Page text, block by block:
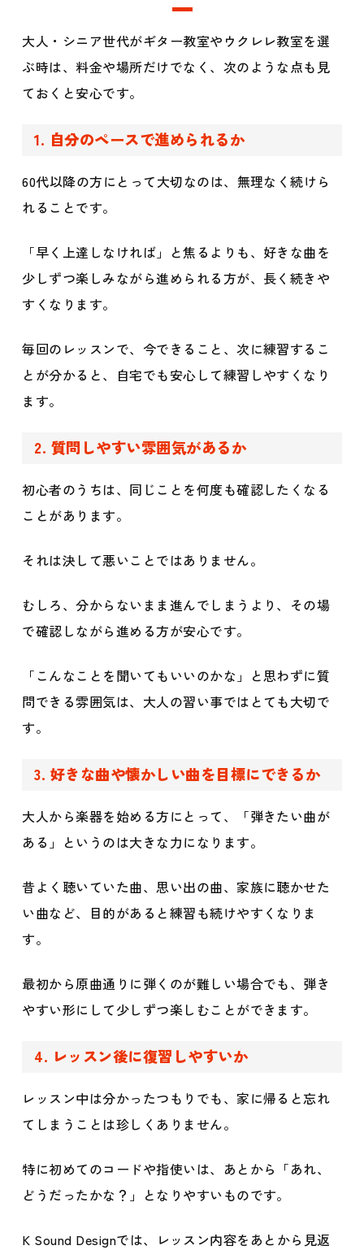
大人・シニア世代がギター教室やウクレレ教室を選
ぶ時は、料金や場所だけでなく、次のような点も見
ておくと安心です。
1. 自分のペースで進められるか
60代以降の方にとって大切なのは、無理なく続けら
れることです。
「早く上達しなければ」と焦るよりも、好きな曲を
少しずつ楽しみながら進められる方が、長く続きや
すくなります。
毎回のレッスンで、今できること、次に練習するこ
とが分かると、自宅でも安心して練習しやすくなり
ます。
2. 質問しやすい雰囲気があるか
初心者のうちは、同じことを何度も確認したくなる
ことがあります。
それは決して悪いことではありません。
むしろ、分からないまま進んでしまうより、その場
で確認しながら進める方が安心です。
「こんなことを聞いてもいいのかな」と思わずに質
問できる雰囲気は、大人の習い事ではとても大切で
す。
3. 好きな曲や懐かしい曲を目標にできるか
大人から楽器を始める方にとって、「弾きたい曲が
ある」というのは大きな力になります。
昔よく聴いていた曲、思い出の曲、家族に聴かせた
い曲など、目的があると練習も続けやすくなりま
す。
最初から原曲通りに弾くのが難しい場合でも、弾き
やすい形にして少しずつ楽しむことができます。
4. レッスン後に復習しやすいか
レッスン中は分かったつもりでも、家に帰ると忘れ
てしまうことは珍しくありません。
特に初めてのコードや指使いは、あとから「あれ、
どうだったかな？」となりやすいものです。
K Sound Designでは、レッスン内容をあとから見返